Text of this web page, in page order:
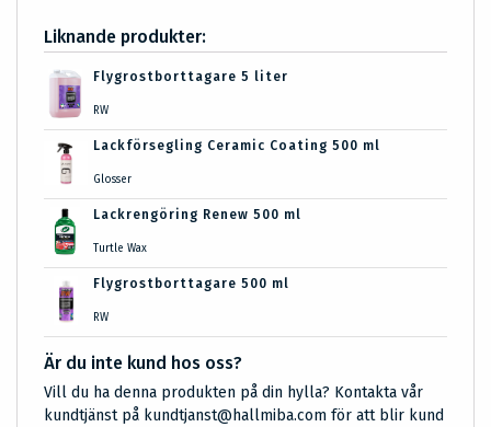
Liknande produkter:
Flygrostborttagare 5 liter
RW
Lackförsegling Ceramic Coating 500 ml
Glosser
Lackrengöring Renew 500 ml
Turtle Wax
Flygrostborttagare 500 ml
RW
Är du inte kund hos oss?
Vill du ha denna produkten på din hylla? Kontakta vår
kundtjänst på kundtjanst@hallmiba.com för att blir kund